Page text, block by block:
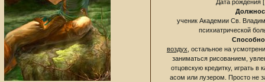
Дата рождения
ученик Академии Св.
психиатрической
воздух , остальное на
заниматься рисованием,
отцовскую кредитку, играть
асом или лузером. Просто не